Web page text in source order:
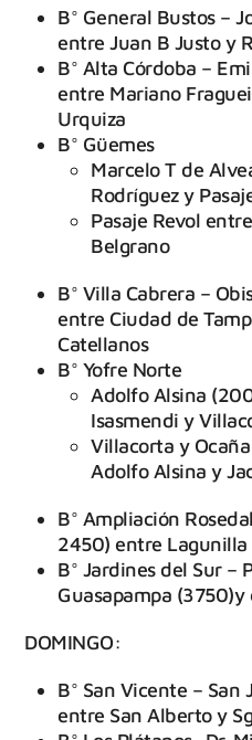
B° General Bustos –
entre Juan B Justo y
B° Alta Córdoba –
entre Mariano
Urquiza
B° Güemes
Marcelo T de
Rodríguez y
Pasaje Revol
Belgrano
B° Villa Cabrera –
entre Ciudad de
Catellanos
B° Yofre Norte
Adolfo Alsina
Isasmendi y
Villacorta y
Adolfo Alsina y
B° Ampliación
2450) entre Lagunilla
B° Jardines del Sur –
Guasapampa
DOMINGO:
B° San Vicente –
entre San Alberto y